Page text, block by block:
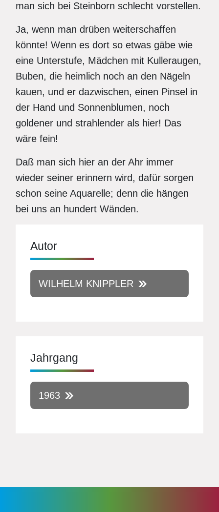
man sich bei Steinborn schlecht vorstellen.
Ja, wenn man drüben weiterschaffen
könnte! Wenn es dort so etwas gäbe wie
eine Unterstufe, Mädchen mit Kulleraugen,
Buben, die heimlich noch an den Nägeln
kauen, und er dazwischen, einen Pinsel in
der Hand und Sonnenblumen, noch
goldener und strahlender als hier! Das
wäre fein!
Daß man sich hier an der Ahr immer
wieder seiner erinnern wird, dafür sorgen
schon seine Aquarelle; denn die hängen
bei uns an hundert Wänden.
Autor
WILHELM KNIPPLER
Jahrgang
1963